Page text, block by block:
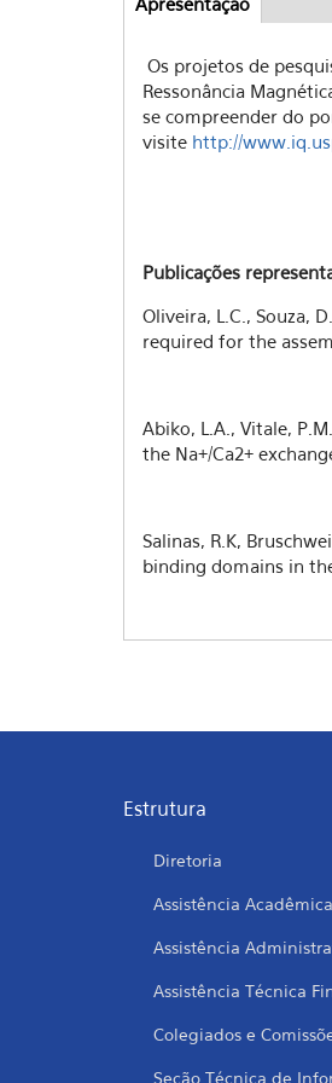
Abas
ativa)
Os projetos de
Ressonância
se compreender do
visite http://
Publicações
Oliveira, L.C., Souza,
required for the
Abiko, L.A., Vitale,
the Na+/Ca2+
Salinas, R.K,
binding domains in
Estrutura
Diretoria
Assistência Acadêmica
Assistência
Assistência Técnica
Colegiados e
Seção Técnica de